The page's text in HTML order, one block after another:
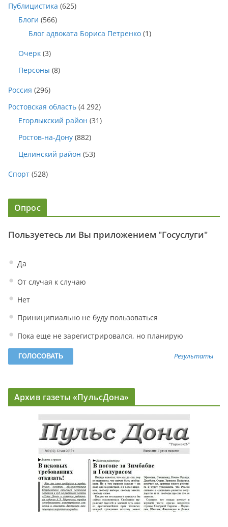
Публицистика (625)
Блоги (566)
Блог адвоката Бориса Петренко (1)
Очерк (3)
Персоны (8)
Россия (296)
Ростовская область (4 292)
Егорлыкский район (31)
Ростов-на-Дону (882)
Целинский район (53)
Спорт (528)
Опрос
Пользуетесь ли Вы приложением "Госуслуги"
Да
От случая к случаю
Нет
Приниципиально не буду пользоваться
Пока еще не зарегистрировался, но планирую
Результаты
Архив газеты «ПульсДона»